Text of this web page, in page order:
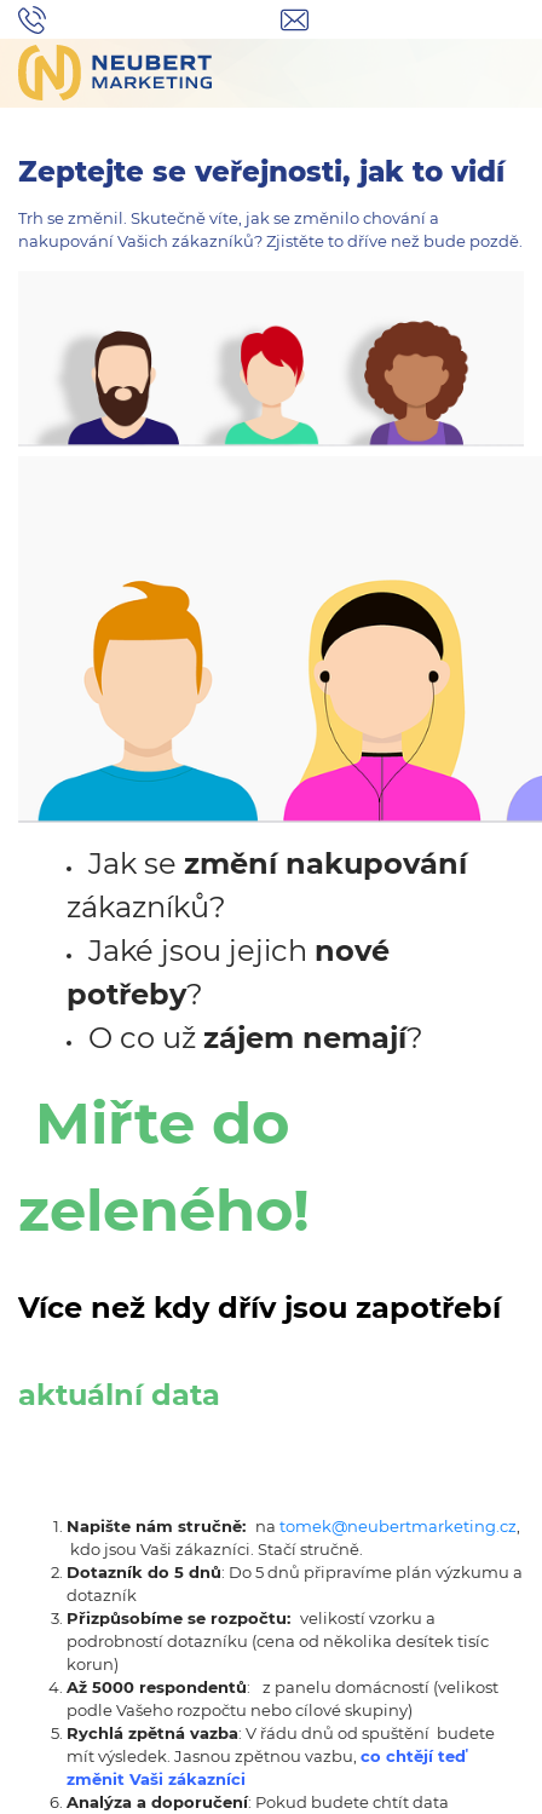
Zeptejte se veřejnosti, jak to vidí
Trh se změnil. Skutečně víte, jak se změnilo chování a
nakupování Vašich zákazníků? Zjistěte to dříve než bude pozdě.
Jak se změní nakupování
zákazníků?
Jaké jsou jejich nové
potřeby?
O co už zájem nemají?
Miřte do
zeleného!
Více než kdy dřív jsou zapotřebí
aktuální data
Napište nám stručně: na tomek@neubertmarketing.cz
kdo jsou Vaši zákazníci. Stačí stručně.
Dotazník do 5 dnů: Do 5 dnů připravíme plán výzkumu a
dotazník
Přizpůsobíme se rozpočtu: velikostí vzorku a
podrobností dotazníku (cena od několika desítek tisíc
korun)
Až 5000 respondentů:
z panelu domácností (velikost
podle Vašeho rozpočtu nebo cílové skupiny)
Rychlá zpětná vazba: V řádu dnů od spuštění budete
mít výsledek. Jasnou zpětnou vazbu, co chtějí teď
změnit Vaši zákazníci
Analýza a doporučení: Pokud budete chtít data